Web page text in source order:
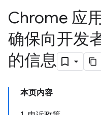
Chrome 应
确保向开发
的信息
本页内容